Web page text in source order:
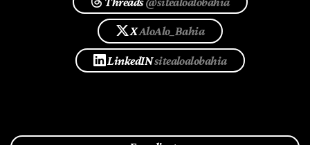
XAloAlo_Bahia
LinkedINsitealoalobahia